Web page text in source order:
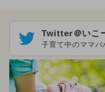
Twitter＠いこ
子育て中のママパ